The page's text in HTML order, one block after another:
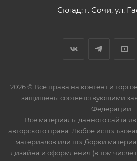
Склад: г. Сочи, ул.
2026 © Все права на контент и
защищены соответствующими
Федерации.
Все материалы данного сайта
авторского права. Любое
материалов или подборки
дизайна и оформления (в том числе